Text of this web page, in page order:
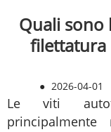
Quali sono
filettatura
● 2026-04-01
Le viti